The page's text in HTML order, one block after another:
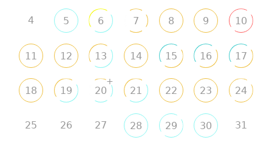
4 5 6 7 8 9 10
11 12 13 14 15 16 17
18 19 20
+
21 22 23 24
25 26 27 28 29 30 31